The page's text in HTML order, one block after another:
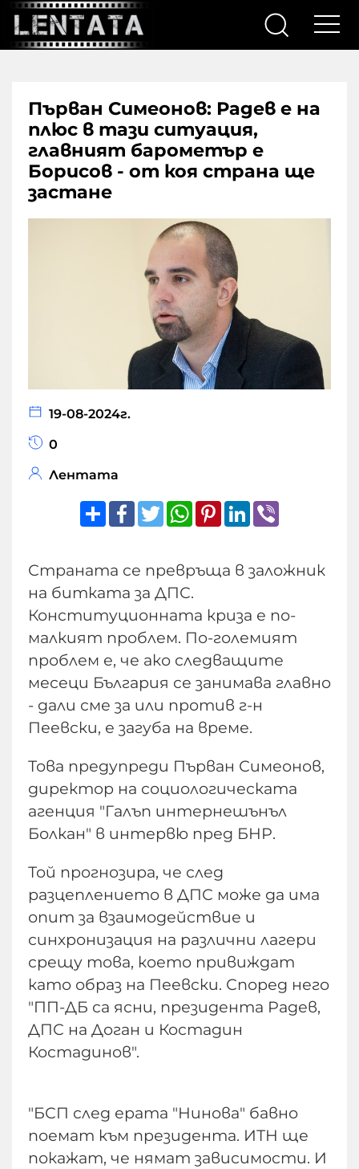
Първан Симеонов: Радев е на
плюс в тази ситуация,
главният барометър е
Борисов - от коя страна ще
застане
19-08-2024г.
0
Лентата
ShareFacebook
TwitterWhatsApp
Pinterest
LinkedIn
Страната се превръща в заложник
на битката за ДПС.
Конституционната криза е по-
малкият проблем. По-големият
проблем е, че ако следващите
месеци България се занимава главно
- дали сме за или против г-н
Пеевски, е загуба на време.
Това предупреди Първан Симеонов,
директор на социологическата
агенция "Галъп интернешънъл
Болкан" в интервю пред БНР.
Той прогнозира, че след
разцеплението в ДПС може да има
опит за взаимодействие и
синхронизация на различни лагери
срещу това, което привиждат
като образ на Пеевски. Според него
"ПП-ДБ са ясни, президента Радев,
ДПС на Доган и Костадин
Костадинов".
"БСП след ерата "Нинова" бавно
поемат към президента. ИТН ще
покажат, че нямат зависимости. И